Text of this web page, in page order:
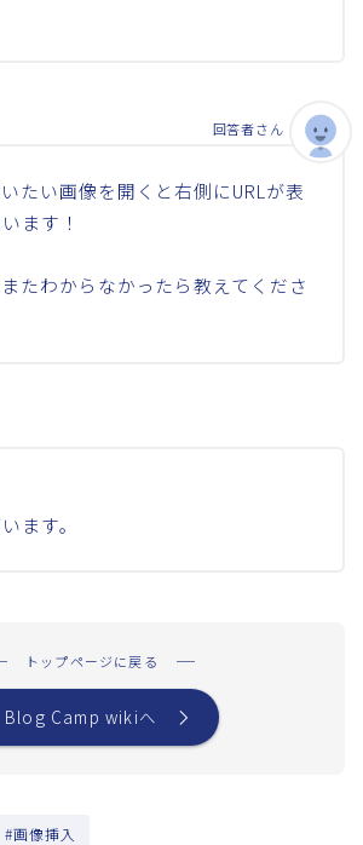
たい画像を開くと右側にURLが表
ます！
たわからなかったら教えてくださ
回答者さん
ます。
トップページに戻る
Blog Camp wikiへ
#画像挿入